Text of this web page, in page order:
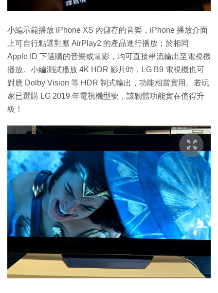
小編示範播放 iPhone XS 內儲存的音樂，iPhone 播放介面
上可自行點選對應 AirPlay2 的產品進行播放；於相同
Apple ID 下選購的音樂或電影，均可直接串流輸出至電視機
播放。小編測試播放 4K HDR 影片時，LG B9 電視機也可
對應 Dolby Vision 等 HDR 制式輸出，功能相當實用。若玩
家已選購 LG 2019 年電視機型號，該韌體功能實在值得升
級！